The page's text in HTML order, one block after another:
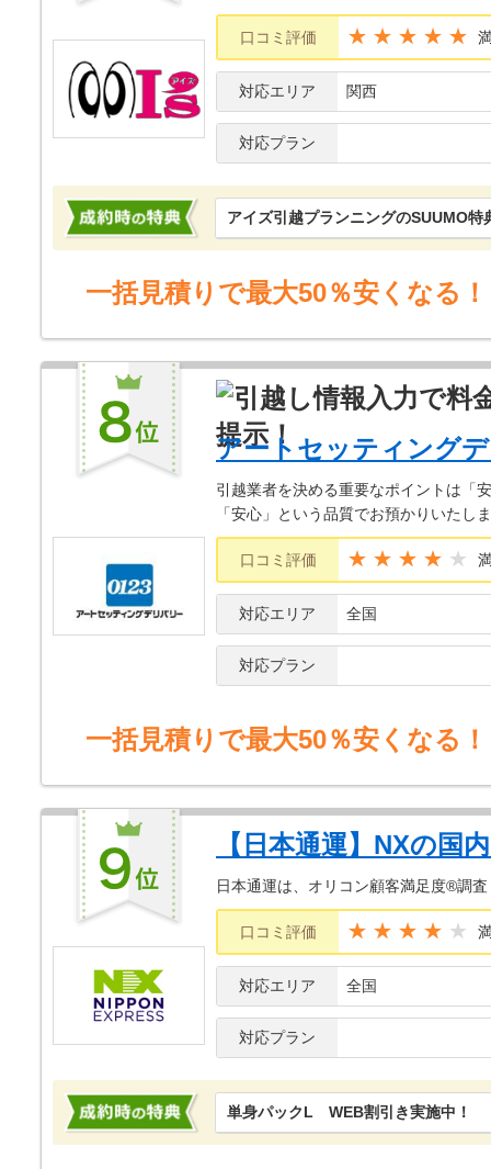
口コミ評価 ★★★★★
対応エリア 関西
対応プラン
アイズ引越プランニングのSUUMO特
一括見積りで最大50％安くなる！
アートセッティング
引越業者を決める重要なポイントは「
「安心」という品質でお預かりいたし
口コミ評価 ★★★★
対応エリア 全国
対応プラン
一括見積りで最大50％安くなる！
【日本通運】NXの国
日本通運は、オリコン顧客満足度®調
口コミ評価 ★★★★
対応エリア 全国
対応プラン
単身パックL WEB割引き実施中！